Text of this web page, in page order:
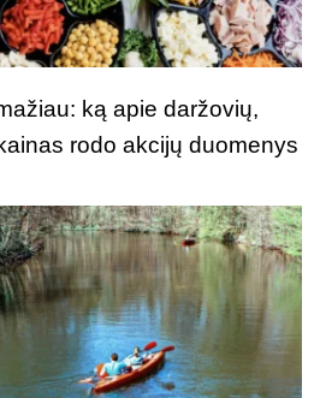
ką apie daržovių,
rodo akcijų duomenys